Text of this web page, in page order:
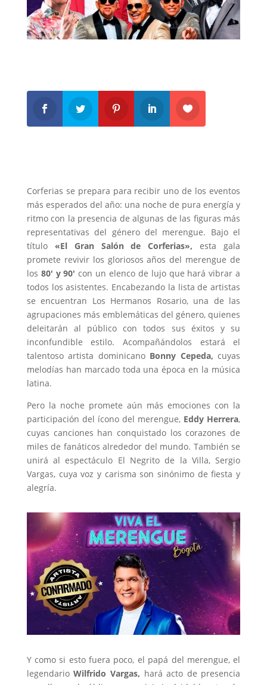
Corferias se prepara para recibir uno de los eventos
más esperados del año: una noche de pura energía y
ritmo con la presencia de algunas de las figuras más
representativas del género del merengue. Bajo el
título «El Gran Salón de Corferias», esta gala
promete revivir los gloriosos años del merengue de
los 80′ y 90′ con un elenco de lujo que hará vibrar a
todos los asistentes. Encabezando la lista de artistas
se encuentran Los Hermanos Rosario, una de las
agrupaciones más emblemáticas del género, quienes
deleitarán al público con todos sus éxitos y su
inconfundible estilo. Acompañándolos estará el
talentoso artista dominicanoBonny Cepeda, cuyas
melodías han marcado toda una época en la música
latina.
Pero la noche promete aún más emociones con la
participación del ícono del merengue, Eddy Herrera,
cuyas canciones han conquistado los corazones de
miles de fanáticos alrededor del mundo. También se
unirá al espectáculo El Negrito de la Villa, Sergio
Vargas, cuya voz y carisma son sinónimo de fiesta y
alegría.
Y como si esto fuera poco, el papá del merengue, el
legendarioWilfrido Vargas, hará acto de presencia